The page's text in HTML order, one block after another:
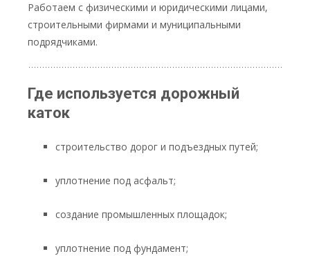
Работаем с физическими и юридическими лицами,
строительными фирмами и муниципальными
подрядчиками.
Где используется дорожный
каток
строительство дорог и подъездных путей;
уплотнение под асфальт;
создание промышленных площадок;
уплотнение под фундамент;